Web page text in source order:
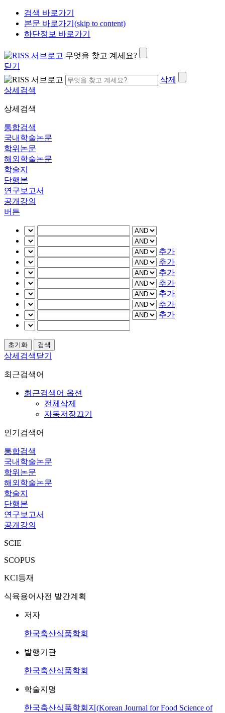
검색 바로가기
본문 바로가기(skip to content)
하단정보 바로가기
무엇을 찾고 계세요?
닫기
삭제
상세검색
상세검색
통합검색
국내학술논문
학위논문
해외학술논문
학술지
단행본
연구보고서
공개강의
버튼
추가
추가
추가
추가
추가
추가
추가
상세검색닫기
최근검색어
최근검색어 옵션
전체삭제
자동저장끄기
인기검색어
통합검색
국내학술논문
학위논문
해외학술논문
학술지
단행본
연구보고서
공개강의
SCIE
SCOPUS
KCI등재
식육용어사전 발간계획
저자
한국축산식품학회
발행기관
한국축산식품학회
학술지명
한국축산식품학회지(Korean Journal for Food Science of